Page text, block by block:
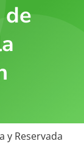
y Reservada